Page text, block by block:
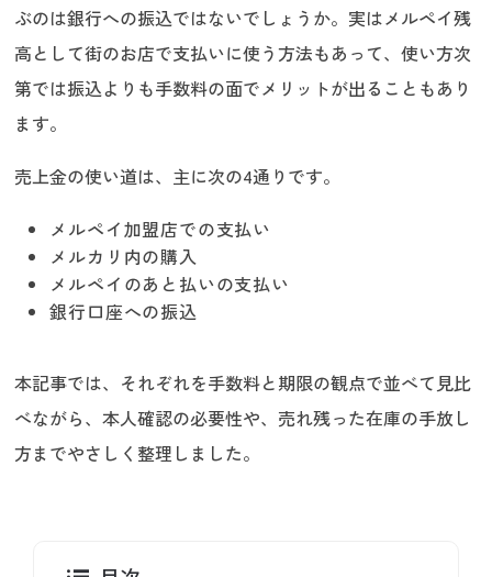
ぶのは銀行への振込ではないでしょうか。実はメルペイ残
高として街のお店で支払いに使う方法もあって、使い方次
第では振込よりも手数料の面でメリットが出ることもあり
ます。
売上金の使い道は、主に次の4通りです。
メルペイ加盟店での支払い
メルカリ内の購入
メルペイのあと払いの支払い
銀行口座への振込
本記事では、それぞれを手数料と期限の観点で並べて見比
べながら、本人確認の必要性や、売れ残った在庫の手放し
方までやさしく整理しました。